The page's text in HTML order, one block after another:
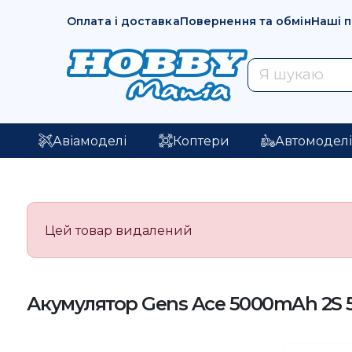
Оплата і доставкаПовернення та обмінНаші
Авіамоделі Коптери Автомоделі
Цей товар видалений
Акумулятор Gens Ace 5000mAh 2S